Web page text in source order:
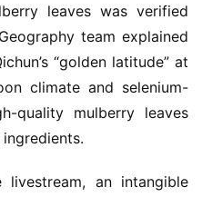
leaves was verified
team explained
“golden latitude” at
climate and selenium-
quality mulberry leaves
an intangible